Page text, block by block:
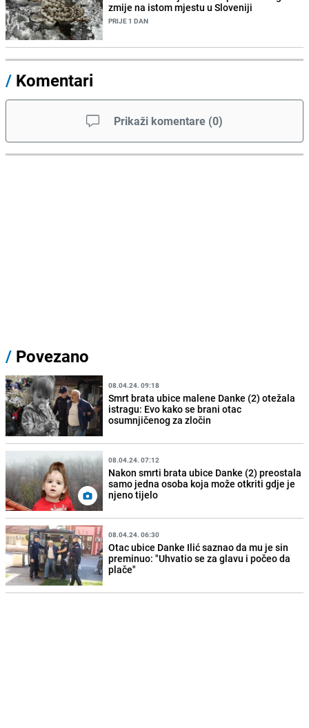
zmije na istom mjestu u Sloveniji
PRIJE 1 DAN
/ Komentari
Prikaži komentare (0)
/ Povezano
08.04.24. 09:18
Smrt brata ubice malene Danke (2) otežala
istragu: Evo kako se brani otac
osumnjičenog za zločin
08.04.24. 07:12
Nakon smrti brata ubice Danke (2) preostala
samo jedna osoba koja može otkriti gdje je
njeno tijelo
08.04.24. 06:30
Otac ubice Danke Ilić saznao da mu je sin
preminuo: "Uhvatio se za glavu i počeo da
plače"